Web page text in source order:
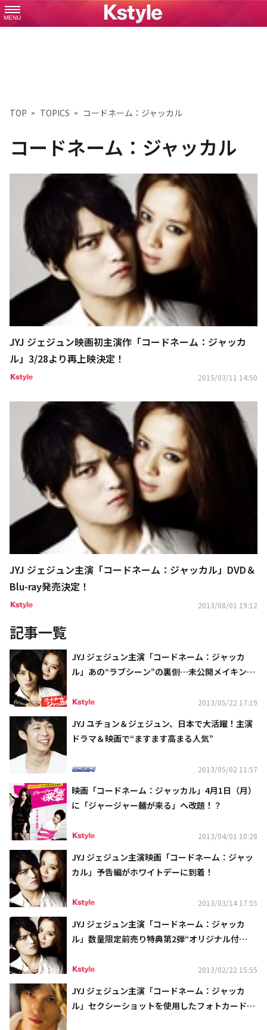
MENU
TOP TOPICS コードネーム：ジャッカル
コードネーム：ジャッカル
JYJ ジェジュン映画初主演作「コードネーム：ジャッカ
ル」3/28より再上映決定！
2015/03/11 14:50
JYJ ジェジュン主演「コードネーム：ジャッカル」DVD＆
Blu-ray発売決定！
2013/08/01 19:12
記事一覧
JYJ ジェジュン主演「コードネーム：ジャッカ
ル」あの“ラブシーン”の裏側…未公開メイキング
2013/05/22 17:19
JYJ ユチョン＆ジェジュン、日本で大活躍！主演
ドラマ＆映画で“ますます高まる人気”
2013/05/02 11:57
映画「コードネーム：ジャッカル」4月1日（月）
に「ジャージャー麺が来る」へ改題！？
2013/04/01 10:28
JYJ ジェジュン主演映画「コードネーム：ジャッ
カル」予告編がホワイトデーに到着！
2013/03/14 17:55
JYJ ジェジュン主演「コードネーム：ジャッカ
ル」数量限定前売り特典第2弾“オリジナル付
2013/02/22 15:55
JYJ ジェジュン主演「コードネーム：ジャッカ
ル」セクシーショットを使用したフォトカード付